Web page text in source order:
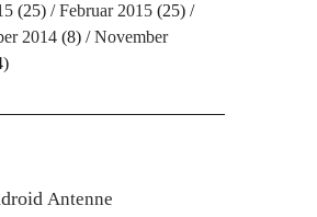
(25) Februar 2015(25)
2014(8)
November
Antenne